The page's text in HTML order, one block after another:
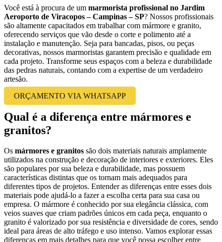
Você está à procura de um marmorista profissional no Jardim
Aeroporto de Viracopos – Campinas – SP? Nossos profissionais
são altamente capacitados em trabalhar com mármore e granito,
oferecendo serviços que vão desde o corte e polimento até a
instalação e manutenção. Seja para bancadas, pisos, ou peças
decorativas, nossos marmoristas garantem precisão e qualidade em
cada projeto. Transforme seus espaços com a beleza e durabilidade
das pedras naturais, contando com a expertise de um verdadeiro
artesão.
ORÇAMENTO VIA WHATSAPP
Qual é a diferença entre mármores e
granitos?
Os mármores e granitos são dois materiais naturais amplamente
utilizados na construção e decoração de interiores e exteriores. Eles
são populares por sua beleza e durabilidade, mas possuem
características distintas que os tornam mais adequados para
diferentes tipos de projetos. Entender as diferenças entre esses dois
materiais pode ajudá-lo a fazer a escolha certa para sua casa ou
empresa. O mármore é conhecido por sua elegância clássica, com
veios suaves que criam padrões únicos em cada peça, enquanto o
granito é valorizado por sua resistência e diversidade de cores, sendo
ideal para áreas de alto tráfego e uso intenso. Vamos explorar essas
diferenças em mais detalhes para que você possa escolher entre